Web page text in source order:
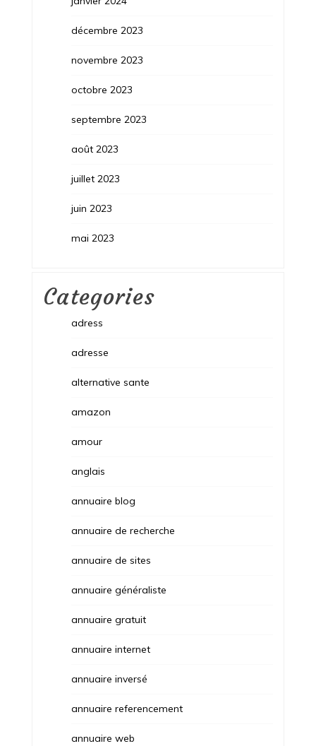
décembre 2023
novembre 2023
octobre 2023
septembre 2023
août 2023
juillet 2023
juin 2023
mai 2023
Categories
adress
adresse
alternative sante
amazon
amour
anglais
annuaire blog
annuaire de recherche
annuaire de sites
annuaire généraliste
annuaire gratuit
annuaire internet
annuaire inversé
annuaire referencement
annuaire web